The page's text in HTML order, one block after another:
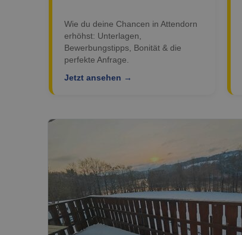
Wie du deine Chancen in Attendorn
erhöhst: Unterlagen,
Bewerbungstipps, Bonität & die
perfekte Anfrage.
Jetzt ansehen →